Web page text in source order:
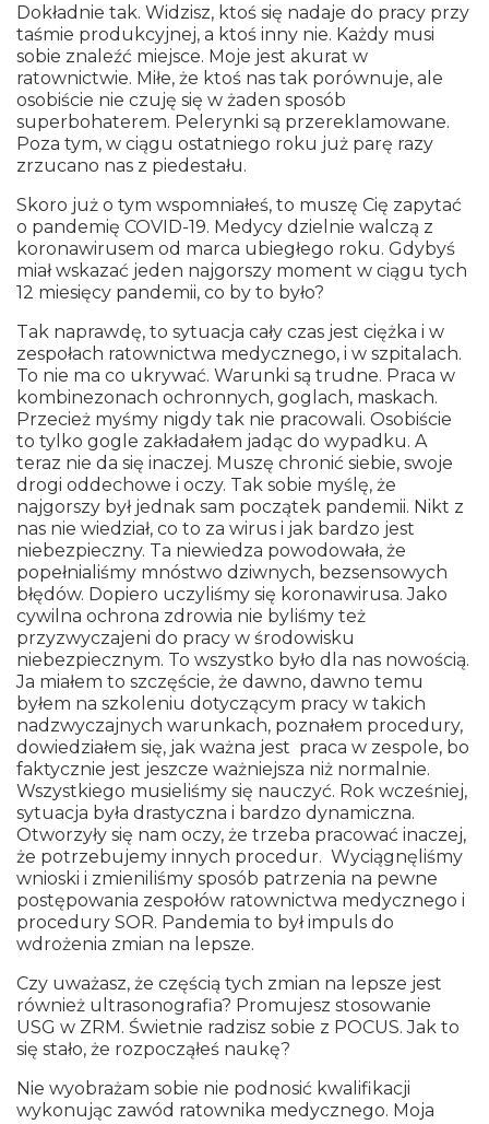
Dokładnie tak. Widzisz, ktoś się nadaje do pracy przy
taśmie produkcyjnej, a ktoś inny nie. Każdy musi
sobie znaleźć miejsce. Moje jest akurat w
ratownictwie. Miłe, że ktoś nas tak porównuje, ale
osobiście nie czuję się w żaden sposób
superbohaterem. Pelerynki są przereklamowane.
Poza tym, w ciągu ostatniego roku już parę razy
zrzucano nas z piedestału.
Skoro już o tym wspomniałeś, to muszę Cię zapytać
o pandemię COVID-19. Medycy dzielnie walczą z
koronawirusem od marca ubiegłego roku. Gdybyś
miał wskazać jeden najgorszy moment w ciągu tych
12 miesięcy pandemii, co by to było?
Tak naprawdę, to sytuacja cały czas jest ciężka i w
zespołach ratownictwa medycznego, i w szpitalach.
To nie ma co ukrywać. Warunki są trudne. Praca w
kombinezonach ochronnych, goglach, maskach.
Przecież myśmy nigdy tak nie pracowali. Osobiście
to tylko gogle zakładałem jadąc do wypadku. A
teraz nie da się inaczej. Muszę chronić siebie, swoje
drogi oddechowe i oczy. Tak sobie myślę, że
najgorszy był jednak sam początek pandemii. Nikt z
nas nie wiedział, co to za wirus i jak bardzo jest
niebezpieczny. Ta niewiedza powodowała, że
popełnialiśmy mnóstwo dziwnych, bezsensowych
błędów. Dopiero uczyliśmy się koronawirusa. Jako
cywilna ochrona zdrowia nie byliśmy też
przyzwyczajeni do pracy w środowisku
niebezpiecznym. To wszystko było dla nas nowością.
Ja miałem to szczęście, że dawno, dawno temu
byłem na szkoleniu dotyczącym pracy w takich
nadzwyczajnych warunkach, poznałem procedury,
dowiedziałem się, jak ważna jest praca w zespole, bo
faktycznie jest jeszcze ważniejsza niż normalnie.
Wszystkiego musieliśmy się nauczyć. Rok wcześniej,
sytuacja była drastyczna i bardzo dynamiczna.
Otworzyły się nam oczy, że trzeba pracować inaczej,
że potrzebujemy innych procedur. Wyciągnęliśmy
wnioski i zmieniliśmy sposób patrzenia na pewne
postępowania zespołów ratownictwa medycznego i
procedury SOR. Pandemia to był impuls do
wdrożenia zmian na lepsze.
Czy uważasz, że częścią tych zmian na lepsze jest
również ultrasonografia? Promujesz stosowanie
USG w ZRM. Świetnie radzisz sobie z POCUS. Jak to
się stało, że rozpocząłeś naukę?
Nie wyobrażam sobie nie podnosić kwalifikacji
wykonując zawód ratownika medycznego. Moja